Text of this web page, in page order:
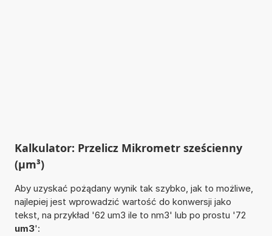
Kalkulator: Przelicz Mikrometr sześcienny
(µm³)
Aby uzyskać pożądany wynik tak szybko, jak to możliwe,
najlepiej jest wprowadzić wartość do konwersji jako
tekst, na przykład '62 um3 ile to nm3' lub po prostu '72
um3':